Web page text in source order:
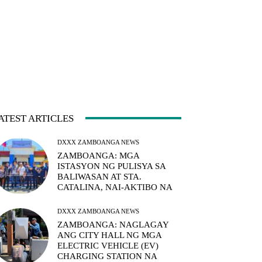
ARTICLES
DXXX ZAMBOANGA NEWS
ZAMBOANGA: MGA
ISTASYON NG PULISYA SA
BALIWASAN AT STA.
CATALINA, NAI-AKTIBO NA
DXXX ZAMBOANGA NEWS
ZAMBOANGA: NAGLAGAY
ANG CITY HALL NG MGA
ELECTRIC VEHICLE (EV)
CHARGING STATION NA